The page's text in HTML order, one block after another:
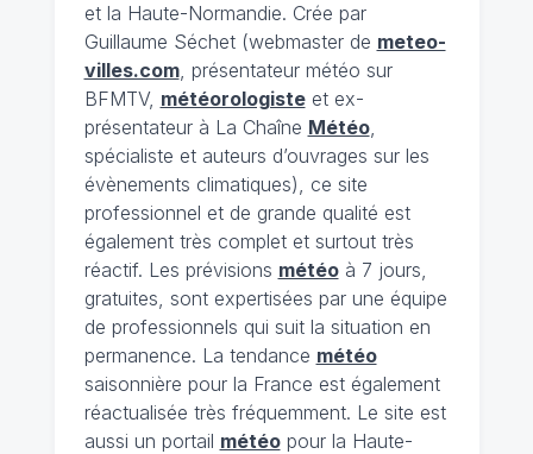
et la Haute-Normandie. Crée par
Guillaume Séchet (webmaster de meteo-
villes.com, présentateur météo sur
BFMTV, météorologisteet ex-
présentateur à La Chaîne Météo,
spécialiste et auteurs d’ouvrages sur les
évènements climatiques), ce site
professionnel et de grande qualité est
également très complet et surtout très
réactif. Les prévisions météoà 7 jours,
gratuites, sont expertisées par une équipe
de professionnels qui suit la situation en
permanence. La tendance météo
saisonnière pour la France est également
réactualisée très fréquemment. Le site est
aussi un portail météopour la Haute-